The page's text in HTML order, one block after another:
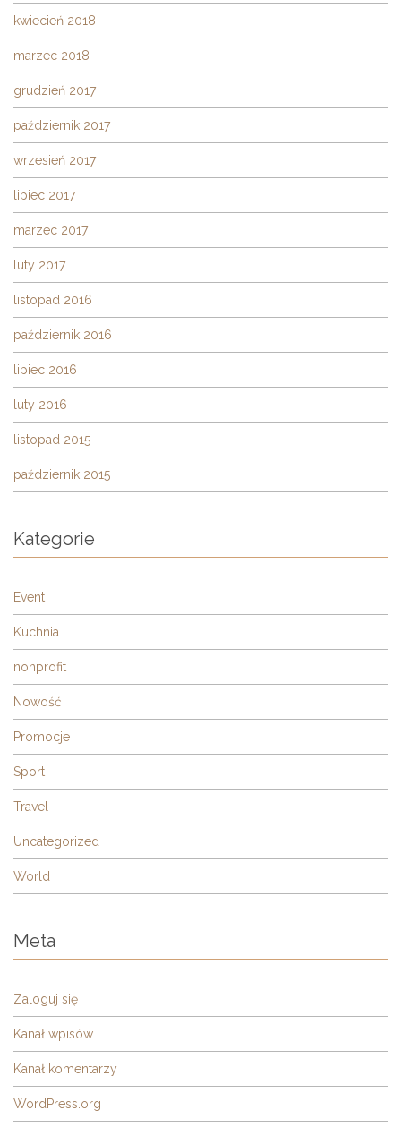
kwiecień 2018
marzec 2018
grudzień 2017
październik 2017
wrzesień 2017
lipiec 2017
marzec 2017
luty 2017
listopad 2016
październik 2016
lipiec 2016
luty 2016
listopad 2015
październik 2015
Kategorie
Event
Kuchnia
nonprofit
Nowość
Promocje
Sport
Travel
Uncategorized
World
Meta
Zaloguj się
Kanał wpisów
Kanał komentarzy
WordPress.org